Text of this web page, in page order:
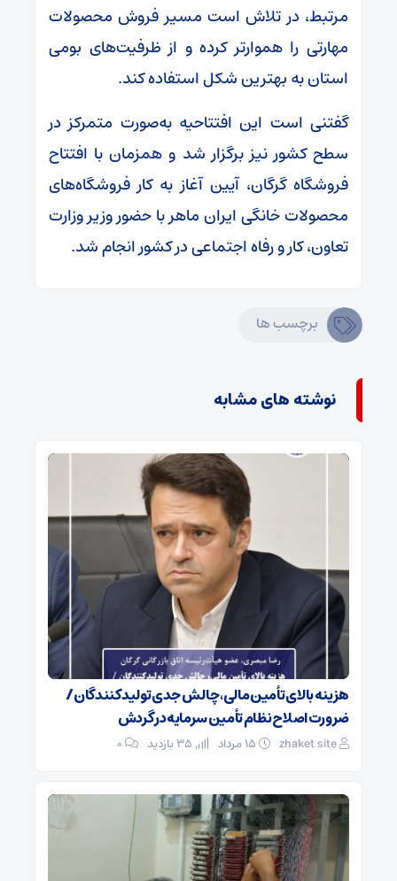
مرتبط، در تلاش است مسیر فروش محصولات
مهارتی را هموارتر کرده و از ظرفیت‌های بومی
استان به بهترین شکل استفاده کند.
گفتنی است این افتتاحیه به‌صورت متمرکز در
سطح کشور نیز برگزار شد و همزمان با افتتاح
فروشگاه گرگان، آیین آغاز به کار فروشگاه‌های
محصولات خانگی ایران ماهر با حضور وزیر وزارت
تعاون، کار و رفاه اجتماعی در کشور انجام شد.
برچسب ها
نوشته های مشابه
هزینه بالای تأمین مالی، چالش جدی تولیدکنندگان /
ضرورت اصلاح نظام تأمین سرمایه در گردش
zhaket site ۰